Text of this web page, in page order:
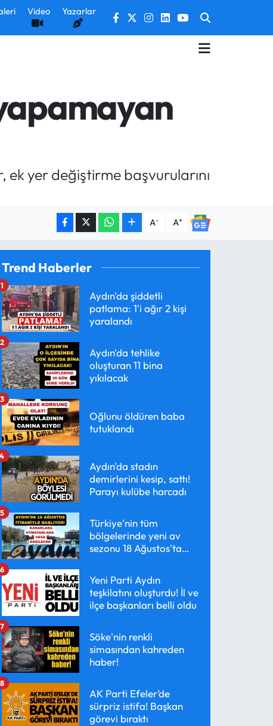
Video Yazarlar
yer değiştirme başvurularını
A- A+
Trend Haberler
Aydın'da şiddetli
patlama: 1'i ağır 2 kişi
yaralandı
1
Aydın'da tehlike
oluşturan 11 bina
yıkılacak
2
Oğlunu öldüren baba
tutuklandı
3
Aydın'da stadın
demirlerini kesip, sattı!
Parayı kulübe harcadı
4
Türkiye'nin tüm
bölgelerinde yeni av
sezonu 18 Ağustos'ta
5
Yeni Parti Aydın
teşkilatını oluşturdu! İl ve
ilçe başkanları belli oldu
6
Söke'nin renkli
simasından kahreden
haber!
7
AK Parti Efeler’de
sürpriz istifa! Başkan
görevi bıraktı
8